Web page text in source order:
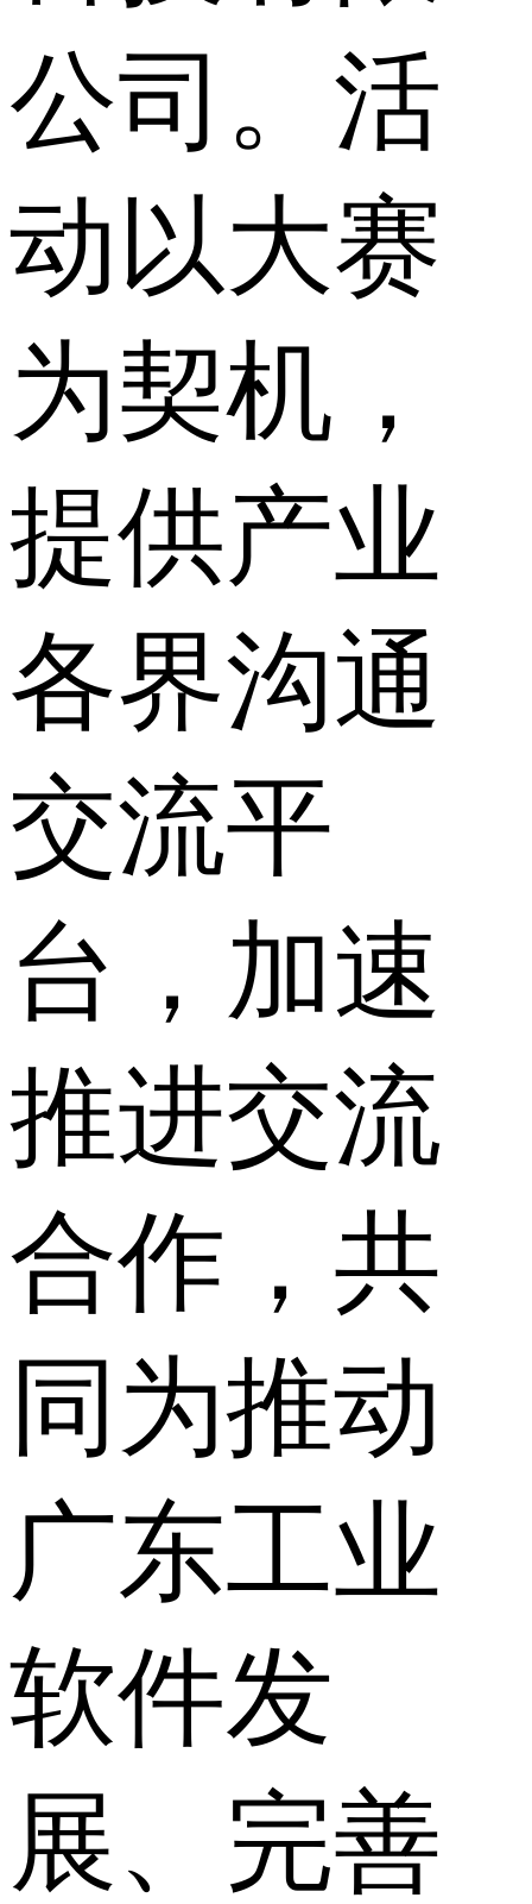
公司。活
动以大赛
为契机，
提供产业
各界沟通
交流平
台，加速
推进交流
合作，共
同为推动
广东工业
软件发
展、完善